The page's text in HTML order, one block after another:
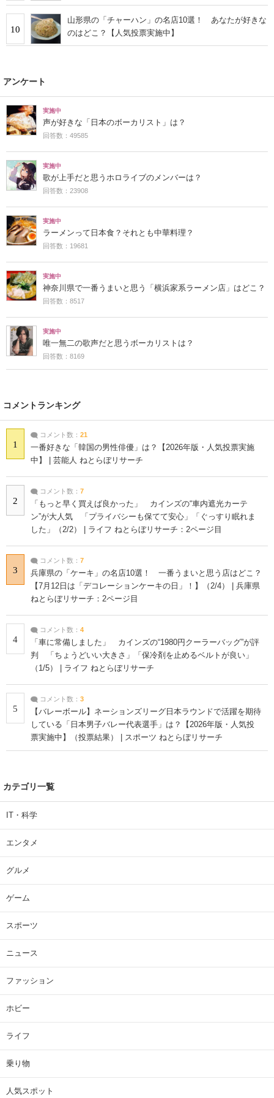
10
山形県の「チャーハン」の名店10選！ あなたが好きな
のはどこ？【人気投票実施中】
アンケート
実施中
声が好きな「日本のボーカリスト」は？
回答数：49585
実施中
歌が上手だと思うホロライブのメンバーは？
回答数：23908
実施中
ラーメンって日本食？それとも中華料理？
回答数：19681
実施中
神奈川県で一番うまいと思う「横浜家系ラーメン店」はどこ？
回答数：8517
実施中
唯一無二の歌声だと思うボーカリストは？
回答数：8169
コメントランキング
1
コメント数： 21
一番好きな「韓国の男性俳優」は？【2026年版・人気投票実施
中】 | 芸能人 ねとらぼリサーチ
2
コメント数： 7
「もっと早く買えば良かった」 カインズの“車内遮光カーテ
ン”が大人気 「プライバシーも保てて安心」「ぐっすり眠れま
した」（2/2） | ライフ ねとらぼリサーチ：2ページ目
3
コメント数： 7
兵庫県の「ケーキ」の名店10選！ 一番うまいと思う店はどこ？
【7月12日は「デコレーションケーキの日」！】（2/4） | 兵庫県
ねとらぼリサーチ：2ページ目
4
コメント数： 4
「車に常備しました」 カインズの“1980円クーラーバッグ”が評
判 「ちょうどいい大きさ」「保冷剤を止めるベルトが良い」
（1/5） | ライフ ねとらぼリサーチ
5
コメント数： 3
【バレーボール】ネーションズリーグ日本ラウンドで活躍を期待
している「日本男子バレー代表選手」は？【2026年版・人気投
票実施中】（投票結果） | スポーツ ねとらぼリサーチ
カテゴリ一覧
IT・科学
エンタメ
グルメ
ゲーム
スポーツ
ニュース
ファッション
ホビー
ライフ
乗り物
人気スポット